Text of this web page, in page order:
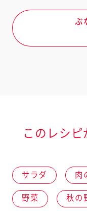
ぶ
このレシ
サラダ 肉
野菜 秋の